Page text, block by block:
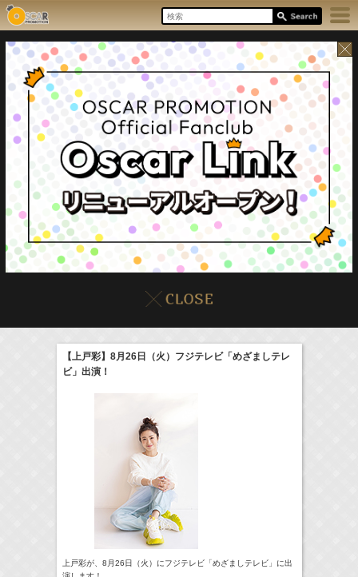
本日の出演情報8/7(Fri) イベント販売情報
Tシャツが乾くまで
【上戸彩】8月26日（火）フジテレビ「めざましテレ
ビ」出演！
上戸彩が、8月26日（火）にフジテレビ「めざましテレビ」に出